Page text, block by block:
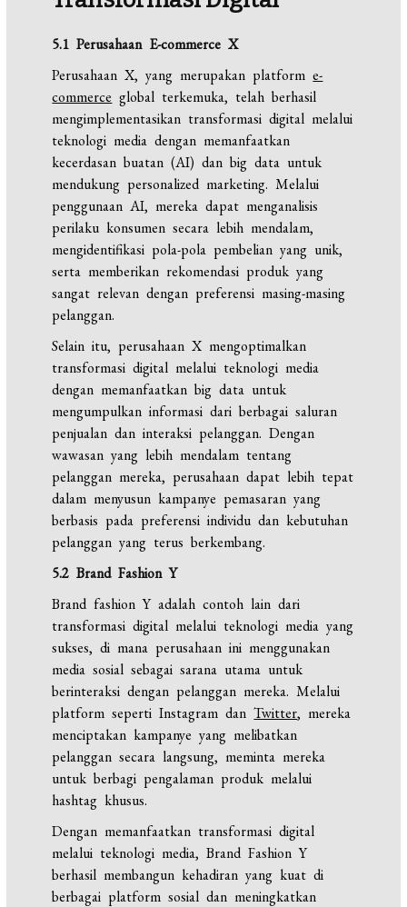
5.1 Perusahaan E-commerce X
Perusahaan X, yang merupakan platforme-
commerce global terkemuka, telah berhasil
mengimplementasikan transformasi digital melalui
teknologi media dengan memanfaatkan
kecerdasan buatan (AI) dan big data untuk
mendukung personalized marketing. Melalui
penggunaan AI, mereka dapat menganalisis
perilaku konsumen secara lebih mendalam,
mengidentifikasi pola-pola pembelian yang unik,
serta memberikan rekomendasi produk yang
sangat relevan dengan preferensi masing-masing
pelanggan.
Selain itu, perusahaan X mengoptimalkan
transformasi digital melalui teknologi media
dengan memanfaatkan big data untuk
mengumpulkan informasi dari berbagai saluran
penjualan dan interaksi pelanggan. Dengan
wawasan yang lebih mendalam tentang
pelanggan mereka, perusahaan dapat lebih tepat
dalam menyusun kampanye pemasaran yang
berbasis pada preferensi individu dan kebutuhan
pelanggan yang terus berkembang.
5.2 Brand Fashion Y
Brand fashion Y adalah contoh lain dari
transformasi digital melalui teknologi media yang
sukses, di mana perusahaan ini menggunakan
media sosial sebagai sarana utama untuk
berinteraksi dengan pelanggan mereka. Melalui
platform seperti Instagram danTwitter, mereka
menciptakan kampanye yang melibatkan
pelanggan secara langsung, meminta mereka
untuk berbagi pengalaman produk melalui
hashtag khusus.
Dengan memanfaatkan transformasi digital
melalui teknologi media, Brand Fashion Y
berhasil membangun kehadiran yang kuat di
berbagai platform sosial dan meningkatkan